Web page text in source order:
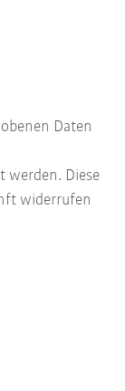
Daten
werden. Diese
widerrufen